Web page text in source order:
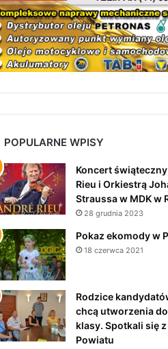
POPULARNE WPISY
Koncert
Rieu i Orkiestrą
Straussa w MDK w
28 grudnia 2023
Pokaz ekomody w
18 czerwca 2021
Rodzice
chcą utworzenia
klasy. Spotkali się
Powiatu